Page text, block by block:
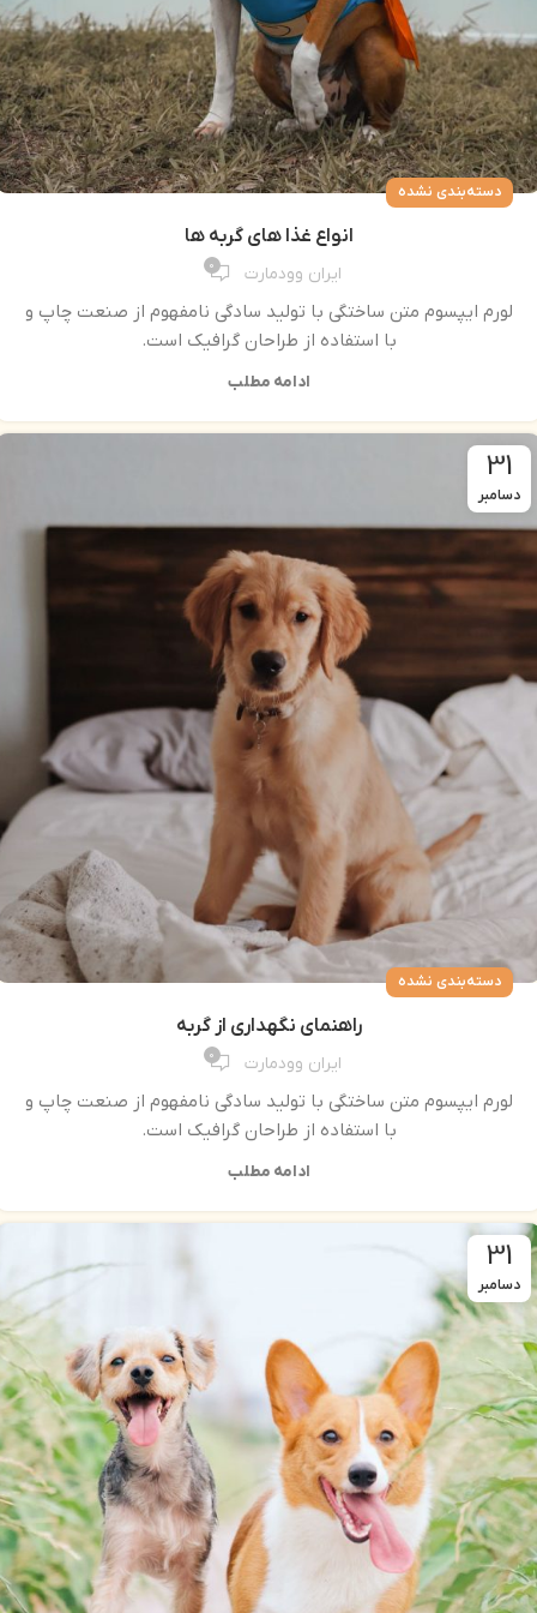
دسته‌بندی نشده
انواع غذا های گربه ها
ایران وودمارت 0
لورم ایپسوم متن ساختگی با تولید سادگی نامفهوم از صنعت چاپ و
با استفاده از طراحان گرافیک است.
ادامه مطلب
31
دسامبر
دسته‌بندی نشده
راهنمای نگهداری از گربه
ایران وودمارت 0
لورم ایپسوم متن ساختگی با تولید سادگی نامفهوم از صنعت چاپ و
با استفاده از طراحان گرافیک است.
ادامه مطلب
31
دسامبر